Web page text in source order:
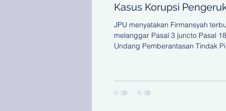
Kasus Korupsi
Tanjung Perak
JPU menyatakan Firmansyah
melanggar Pasal 3 juncto Pasal 18
Undang Pemberantasan Tindak
(Perma) Nomor 5 Tahun 2014